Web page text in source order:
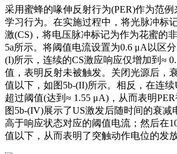
采用蜜蜂的喙伸反射行为(PER)作为范
学习行为。在实施过程中，将光脉冲标
激(CS)，将电压脉冲标记为作为花蜜的
5a所示。将阈值电流设置为0.6 μA以区
(I)所示，连续的CS激应响应仅增加到≈
值，表明反射未被触发。关闭光源后，
值以下，如图5b-(II)所示。相反，在连
超过阈值(达到≈ 1.55 μA)，从而表明PER
图5b-(IV)展示了US激发后随时间的衰减
高于响应状态对应的阈值电流；然后在
值以下，从而表明了突触动作电位的发